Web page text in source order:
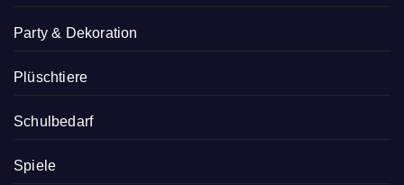
Party & Dekoration
Plüschtiere
Schulbedarf
Spiele